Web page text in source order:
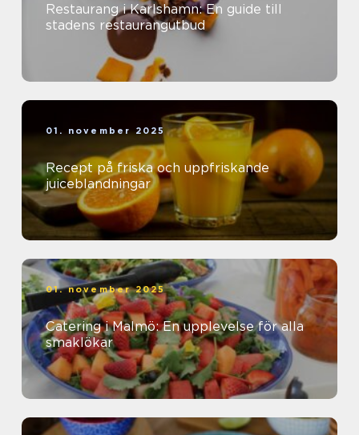
Restaurang i Karlshamn: En guide till
stadens restaurangutbud
01. november 2025
Recept på friska och uppfriskande
juiceblandningar
01. november 2025
Catering i Malmö: En upplevelse för alla
smaklökar